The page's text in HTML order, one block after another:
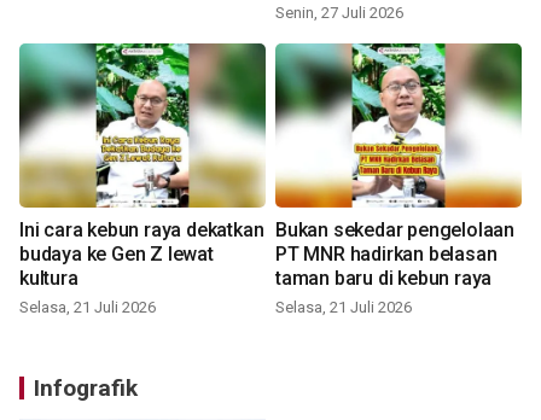
Senin, 27 Juli 2026
Ini cara kebun raya dekatkan
budaya ke Gen Z lewat
kultura
Selasa, 21 Juli 2026
Bukan sekedar pengelolaan
PT MNR hadirkan belasan
taman baru di kebun raya
Selasa, 21 Juli 2026
Infografik